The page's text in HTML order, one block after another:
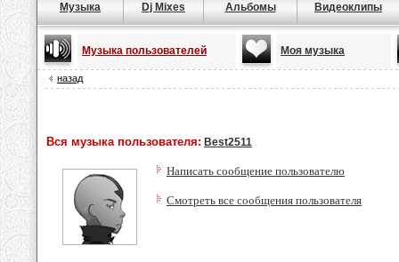
Музыка Dj Mixes Альбомы Видеоклипы
Музыка пользователей Моя музыка
назад
Вся музыка пользователя: Best2511
Написать сообщение пользователю
Смотреть все сообщения пользователя